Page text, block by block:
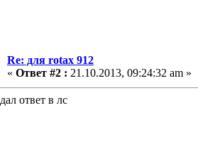
Re: для rotax 912
« Ответ #2 : 21.10.2013, 09:24:32 am »
дал ответ в лс